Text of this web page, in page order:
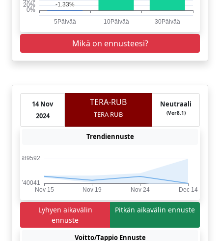
Mikä on ennusteesi?
14 Nov
2024
TERA-RUB
TERA RUB
Neutraali
(Ver8.1)
Trendiennuste
Lyhyen aikavälin
ennuste
Pitkän aikavälin ennuste
Voitto/Tappio Ennuste